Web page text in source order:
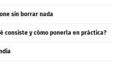
sin borrar nada
consiste y cómo ponerla en práctica?